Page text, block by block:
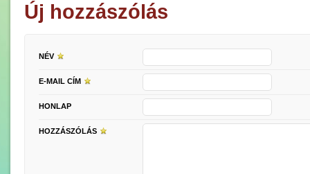
Új hozzászólás
NÉV
E-MAIL CÍM
HONLAP
HOZZÁSZÓLÁS